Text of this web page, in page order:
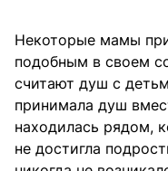
Некоторые мамы
подобным в своем
считают душ с
принимала душ
находилась рядом,
не достигла